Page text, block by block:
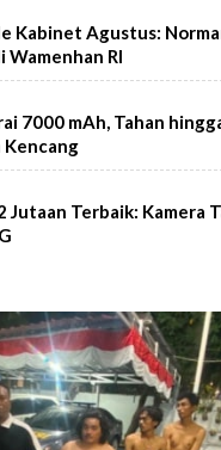
Kabinet Agustus:
Wamenhan RI
7000 mAh, Tahan
Kencang
Jutaan Terbaik: Kamera